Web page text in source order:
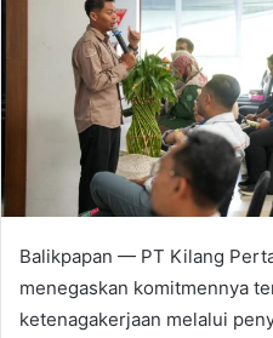
Balikpapan — PT Kilang
menegaskan komitmennya
ketenagakerjaan melalui